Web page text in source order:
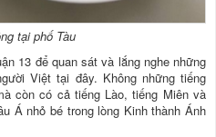
tại phố Tàu
13 để quan sát và lắng nghe những
Việt tại đây. Không những tiếng
còn có cả tiếng Lào, tiếng Miên và
Á nhỏ bé trong lòng Kinh thành Ánh